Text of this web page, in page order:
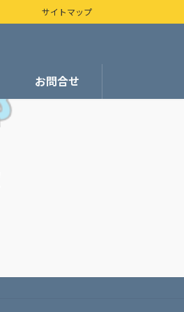
サイトマップ
お問合せ